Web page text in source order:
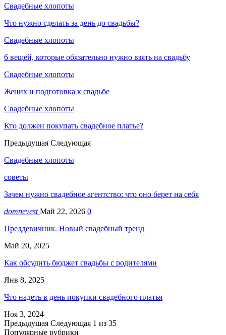
Свадебные хлопоты
Что нужно сделать за день до свадьбы?
Свадебные хлопоты
6 вещей, которые обязательно нужно взять на свадьбу
Свадебные хлопоты
Жених и подготовка к свадьбе
Свадебные хлопоты
Кто должен покупать свадебное платье?
Предыдущая Следующая
Свадебные хлопоты
советы
Зачем нужно свадебное агентство: что оно берет на себя
domnevestМай 22, 2026 0
Преддевичник. Новый свадебный тренд
Май 20, 2025
Как обсудить бюджет свадьбы с родителями
Янв 8, 2025
Что надеть в день покупки свадебного платья
Ноя 3, 2024
Предыдущая Следующая 1 из 35
Популярные рубрики